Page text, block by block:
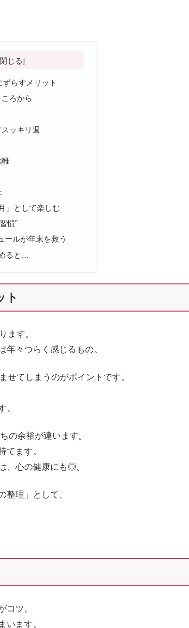
ずらすメリット
ろから
ッキリ週
」として楽しむ
慣”
ールが年末を救う
ると…
ト
ます。
々つらく感じるもの。
せてしまうのがポイントです。
。
の余裕が違います。
てます。
、心の健康にも◎。
整理」として、
コツ。
います。